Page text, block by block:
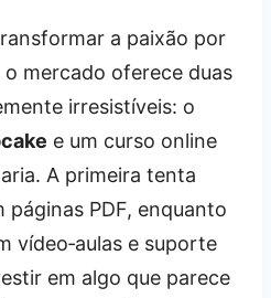
a paixão por
mercado oferece duas
irresistíveis: o
e um curso online
A primeira tenta
PDF, enquanto
vídeo‑aulas e suporte
em algo que parece